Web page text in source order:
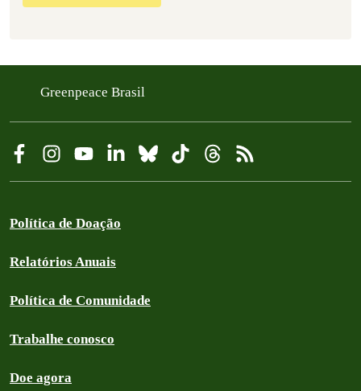
Greenpeace Brasil
Política de Doação
Relatórios Anuais
Política de Comunidade
Trabalhe conosco
Doe agora